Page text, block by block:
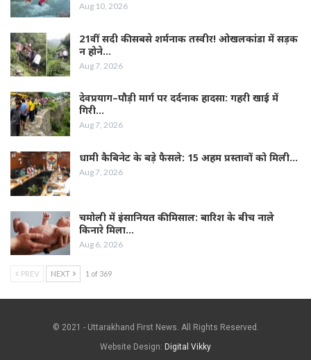
Aug 10, 2026
21वीं सदी की सबसे शर्मनाक तस्वीर! ओखलकांडा में सड़क
न होने…
Aug 7, 2026
देवप्रयाग–पौड़ी मार्ग पर दर्दनाक हादसा: गहरी खाई में
गिरी…
Aug 7, 2026
धामी कैबिनेट के बड़े फैसले: 15 अहम प्रस्तावों को मिली…
Aug 7, 2026
चमोली में इंसानियत की मिसाल: बारिश के बीच नाले
किनारे मिला…
Aug 6, 2026
PREV NEXT 1 of 369
© 2021 - Uttarakhand First News. All Rights Reserved.
Website Design: Digital Vikky